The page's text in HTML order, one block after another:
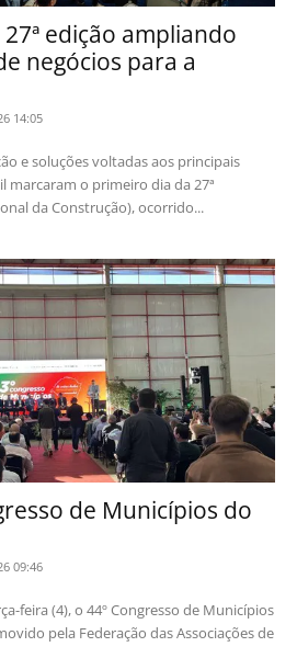
edição ampliando
negócios para a
14:05
e soluções voltadas aos principais
marcaram o primeiro dia da 27ª
da Construção), ocorrido...
de Municípios do
09:46
feira (4), o 44º Congresso de Municípios
pela Federação das Associações de